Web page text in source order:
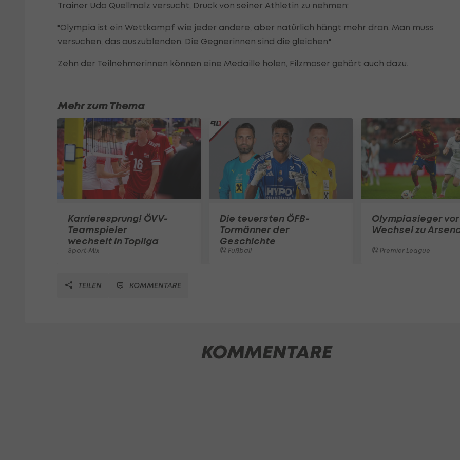
Trainer Udo Quellmalz versucht, Druck von seiner Athletin zu nehmen:
"Olympia ist ein Wettkampf wie jeder andere, aber natürlich hängt mehr dran. Man muss
versuchen, das auszublenden. Die Gegnerinnen sind die gleichen."
Zehn der Teilnehmerinnen können eine Medaille holen, Filzmoser gehört auch dazu.
Mehr zum Thema
Karrieresprung! ÖVV-
Teamspieler
wechselt in Topliga
Sport-Mix
Die teuersten ÖFB-
Tormänner der
Geschichte
Fußball
Olympiasieger vor
Wechsel zu
Premier League
TEILEN KOMMENTARE
KOMMENTARE